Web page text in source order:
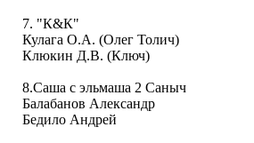
7. "К&К"
Кулага О.А. (Олег Толич)
Клюкин Д.В. (Ключ)
8.Саша с эльмаша 2 Саныч
Балабанов Александр
Бедило Андрей